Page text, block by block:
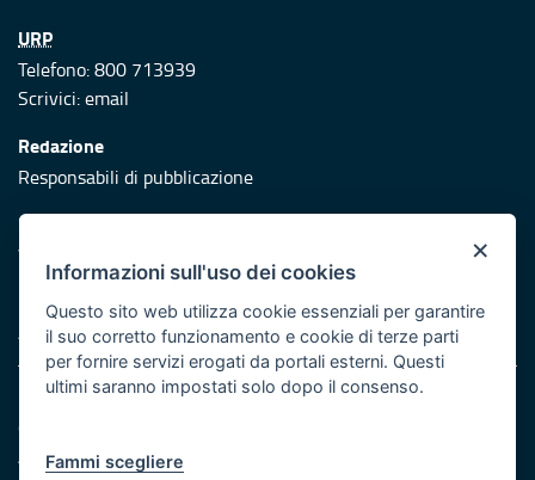
URP
Telefono: 800 713939
Scrivici:email
Redazione
Responsabili di pubblicazione
Protezione civile
Vai al sito di Protezione Civile Puglia
Iniziativa finanziata con risorse del POR Puglia 2014/2020 -
Asse XI
Note legali
Cookie e privacy
Atti di notifica
×
Informazioni sull'uso dei cookies
Questo sito web utilizza cookie essenziali per garantire
il suo corretto funzionamento e cookie di terze parti
per fornire servizi erogati da portali esterni. Questi
ultimi saranno impostati solo dopo il consenso.
Fammi scegliere